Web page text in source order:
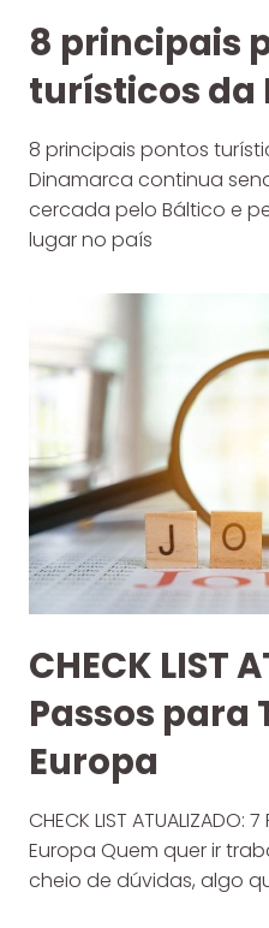
8 principais
turísticos da
8 principais pontos
Dinamarca continua
cercada pelo Báltico e
lugar no país
CHECK LIST
Passos para
Europa
CHECK LIST
Europa Quem quer ir
cheio de dúvidas, algo